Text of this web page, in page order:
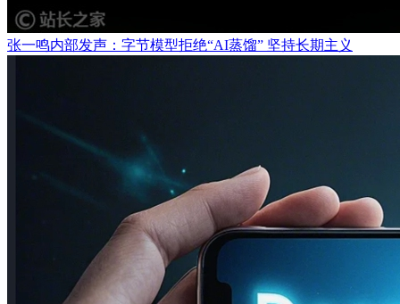
张一鸣内部发声：字节模型拒绝“AI蒸馏” 坚持长期主义